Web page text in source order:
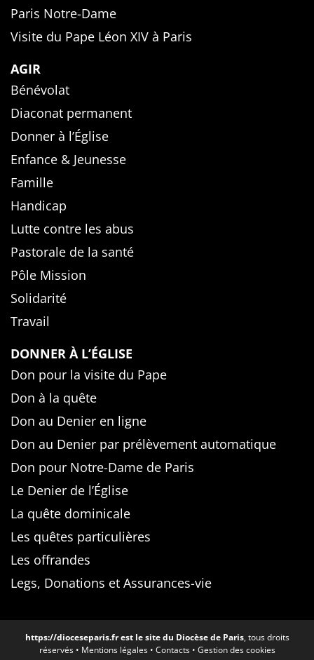
Paris Notre-Dame
Visite du Pape Léon XIV à Paris
AGIR
Bénévolat
Diaconat permanent
Donner à l’Église
Enfance & Jeunesse
Famille
Handicap
Lutte contre les abus
Pastorale de la santé
Pôle Mission
Solidarité
Travail
DONNER À L’ÉGLISE
Don pour la visite du Pape
Don à la quête
Don au Denier en ligne
Don au Denier par prélèvement automatique
Don pour Notre-Dame de Paris
Le Denier de l’Église
La quête dominicale
Les quêtes particulières
Les offrandes
Legs, Donations et Assurances-vie
https://dioceseparis.frest le site du Diocèse de Paris, tous droits
réservés • Mentions légales• Contacts• Gestion des cookies